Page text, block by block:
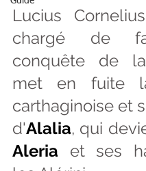
Lucius
chargé de
conquête de
met en fuite
carthaginoise et
d'Alalia
Aleria et ses